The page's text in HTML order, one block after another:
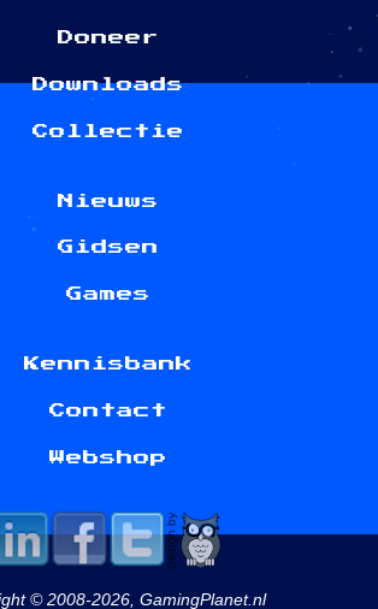
Doneer
Downloads
Collectie
Nieuws
Gidsen
Games
Kennisbank
Contact
Webshop
© 2008-2026, GamingPlanet.nl